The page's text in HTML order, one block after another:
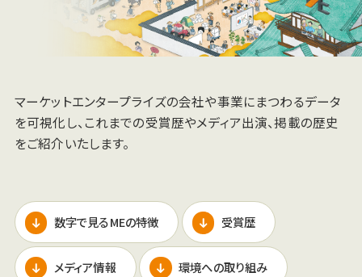
マーケットエンタープライズの会社や事業にまつわるデータ
を可視化し、 これまでの受賞歴やメディア出演、掲載の歴史
をご紹介いたします。
数字で見るMEの特徴 受賞歴
メディア情報 環境への取り組み